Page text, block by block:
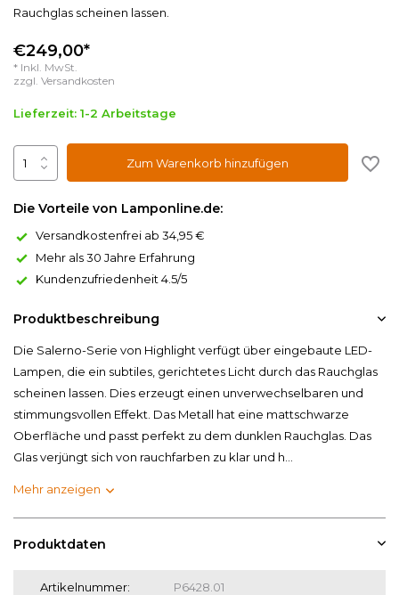
Rauchglas scheinen lassen.
€249,00*
* Inkl. MwSt.
zzgl. Versandkosten
Lieferzeit: 1-2 Arbeitstage
Zum Warenkorb hinzufügen
Die Vorteile von Lamponline.de:
Versandkostenfrei ab 34,95 €
Mehr als 30 Jahre Erfahrung
Kundenzufriedenheit 4.5/5
Produktbeschreibung
Die Salerno-Serie von Highlight verfügt über eingebaute LED-
Lampen, die ein subtiles, gerichtetes Licht durch das Rauchglas
scheinen lassen. Dies erzeugt einen unverwechselbaren und
stimmungsvollen Effekt. Das Metall hat eine mattschwarze
Oberfläche und passt perfekt zu dem dunklen Rauchglas. Das
Glas verjüngt sich von rauchfarben zu klar und h...
Mehr anzeigen
Produktdaten
Artikelnummer: P6428.01